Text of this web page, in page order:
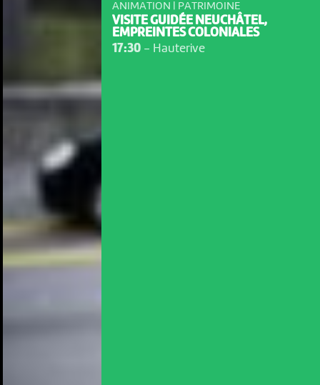
ANIMATION | PATRIMOINE
VISITE GUIDÉE NEUCHÂTEL,
EMPREINTES COLONIALES
17:30- Hauterive